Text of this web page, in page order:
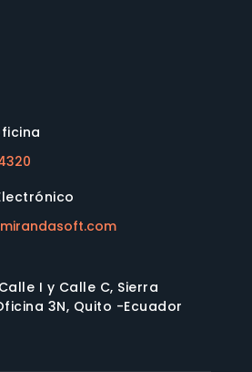
I y Calle C, Sierra
3N, Quito -Ecuador